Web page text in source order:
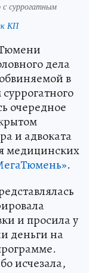
суррогатным
КП
дела
в
очередное
и адвоката
медицинских
.
и просила у
деньги на
исчезала,